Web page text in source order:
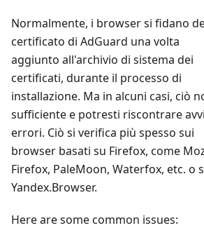
Normalmente, i browser si fidano
certificato di AdGuard una volta
aggiunto all'archivio di sistema dei
certificati, durante il processo di
installazione. Ma in alcuni casi, ciò
sufficiente e potresti riscontrare
errori. Ciò si verifica più spesso sui
browser basati su Firefox, come
Firefox, PaleMoon, Waterfox, etc. o
Yandex.Browser.
Here are some common issues: